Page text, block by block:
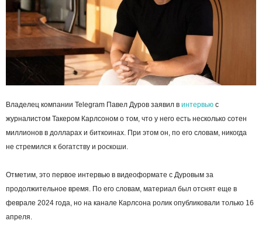
Владелец компании Telegram Павел Дуров заявил в интервью с
журналистом Такером Карлсоном о том, что у него есть несколько сотен
миллионов в долларах и биткоинах. При этом он, по его словам, никогда
не стремился к богатству и роскоши.
Отметим, это первое интервью в видеоформате с Дуровым за
продолжительное время. По его словам, материал был отснят еще в
феврале 2024 года, но на канале Карлсона ролик опубликовали только 16
апреля.